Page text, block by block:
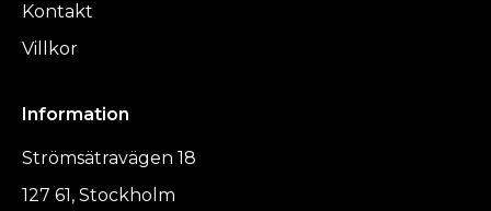
Kontakt
Villkor
Information
Strömsätravägen 18
127 61, Stockholm